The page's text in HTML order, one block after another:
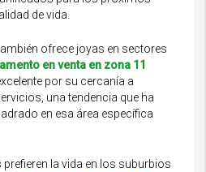
de vida.
ofrece joyas en sectores
en venta en zona 11
por su cercanía a
una tendencia que ha
en esa área específica
la vida en los suburbios